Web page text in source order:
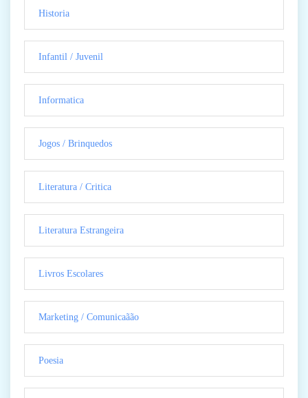
Historia
Infantil / Juvenil
Informatica
Jogos / Brinquedos
Literatura / Critica
Literatura Estrangeira
Livros Escolares
Marketing / Comunicaãão
Poesia